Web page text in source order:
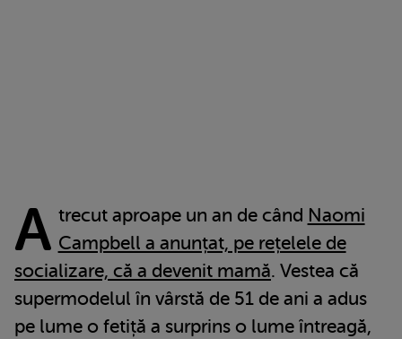
A trecut aproape un an de când Naomi
Campbell a anunțat, pe rețelele de
socializare, că a devenit mamă. Vestea că
supermodelul în vârstă de 51 de ani a adus
pe lume o fetiță a surprins o lume întreagă,